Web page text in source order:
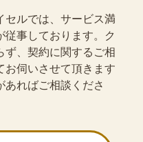
セルでは、サービス満
事しております。ク
ず、契約に関するご相
伺いさせて頂きます
ればご相談くださ